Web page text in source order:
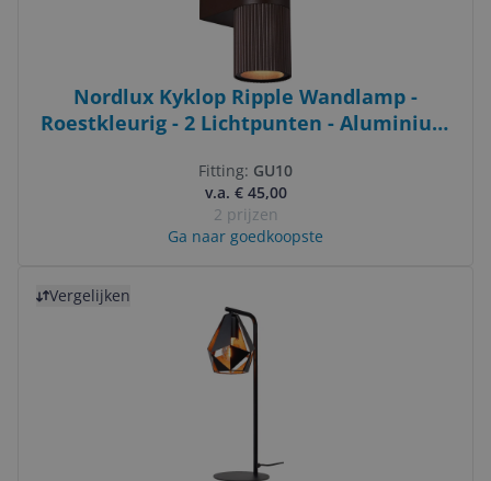
Nordlux Kyklop Ripple Wandlamp -
Roestkleurig - 2 Lichtpunten - Aluminium
Fitting: GU10
v.a. € 45,00
2 prijzen
Ga naar goedkoopste
Vergelijken